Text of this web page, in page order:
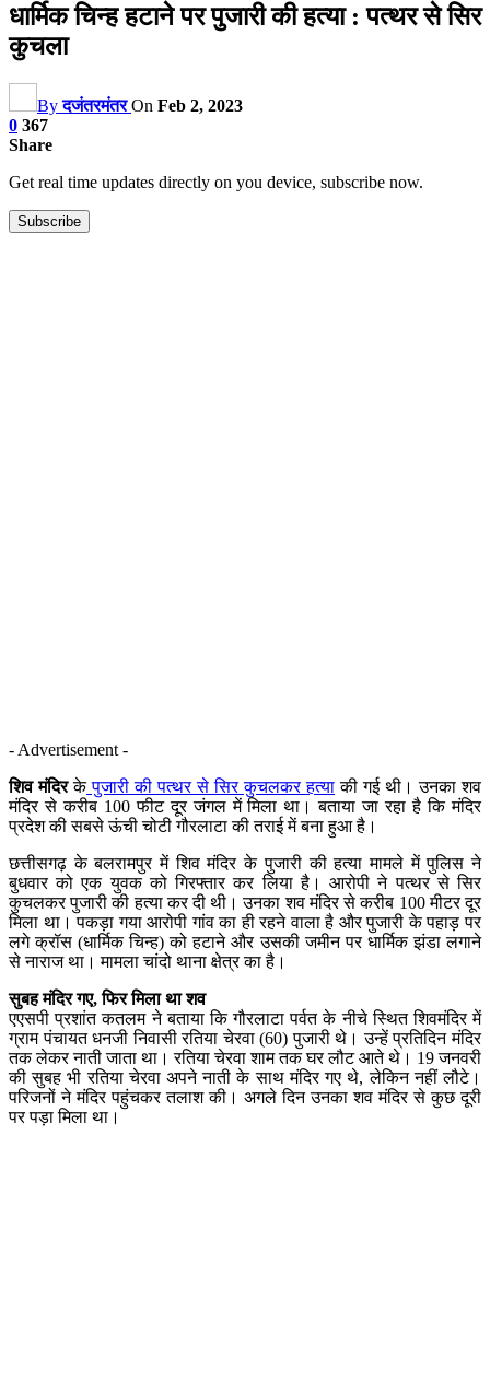
धार्मिक चिन्ह हटाने पर पुजारी की हत्या : पत्थर से सिर
कुचला
Byदजंतरमंतर On Feb 2, 2023
0 367
Share
Get real time updates directly on you device, subscribe now.
Subscribe
- Advertisement -
शिव मंदिरकेपुजारी की पत्थर से सिर कुचलकर हत्या की गई थी। उनका शव
मंदिर से करीब 100 फीट दूर जंगल में मिला था। बताया जा रहा है कि मंदिर
प्रदेश की सबसे ऊंची चोटी गौरलाटा की तराई में बना हुआ है।
छत्तीसगढ़ के बलरामपुर में शिव मंदिर के पुजारी की हत्या मामले में पुलिस ने
बुधवार को एक युवक को गिरफ्तार कर लिया है। आरोपी ने पत्थर से सिर
कुचलकर पुजारी की हत्या कर दी थी। उनका शव मंदिर से करीब 100 मीटर दूर
मिला था। पकड़ा गया आरोपी गांव का ही रहने वाला है और पुजारी के पहाड़ पर
लगे क्रॉस (धार्मिक चिन्ह) को हटाने और उसकी जमीन पर धार्मिक झंडा लगाने
से नाराज था। मामला चांदो थाना क्षेत्र का है।
सुबह मंदिर गए, फिर मिला था शव
एएसपी प्रशांत कतलम ने बताया कि गौरलाटा पर्वत के नीचे स्थित शिवमंदिर में
ग्राम पंचायत धनजी निवासी रतिया चेरवा (60) पुजारी थे। उन्हें प्रतिदिन मंदिर
तक लेकर नाती जाता था। रतिया चेरवा शाम तक घर लौट आते थे। 19 जनवरी
की सुबह भी रतिया चेरवा अपने नाती के साथ मंदिर गए थे, लेकिन नहीं लौटे।
परिजनों ने मंदिर पहुंचकर तलाश की। अगले दिन उनका शव मंदिर से कुछ दूरी
पर पड़ा मिला था।